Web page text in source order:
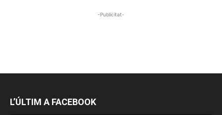
-Publicitat-
L’ÚLTIM A FACEBOOK